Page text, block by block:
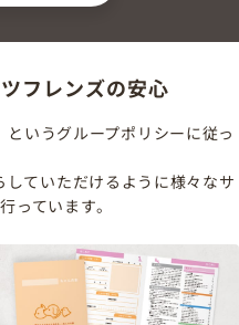
フレンズの安心
いうグループポリシーに従っ
ていただけるように様々なサ
っています。